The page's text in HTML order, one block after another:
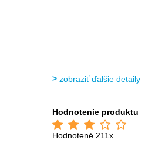
zobraziť ďalšie detaily
Hodnotenie produktu
Hodnotené 211x